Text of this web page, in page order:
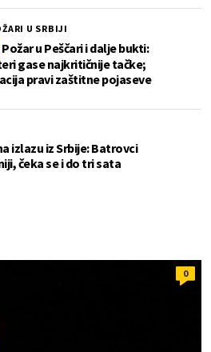
U SRBIJI
Požar u Peščari i dalje bukti:
gase najkritičnije tačke;
pravi zaštitne pojaseve
izlazu iz Srbije: Batrovci
čeka se i do tri sata
0